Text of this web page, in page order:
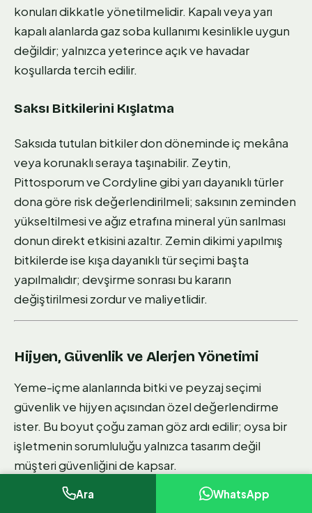
konuları dikkatle yönetilmelidir. Kapalı veya yarı
kapalı alanlarda gaz soba kullanımı kesinlikle uygun
değildir; yalnızca yeterince açık ve havadar
koşullarda tercih edilir.
Saksı Bitkilerini Kışlatma
Saksıda tutulan bitkiler don döneminde iç mekâna
veya korunaklı seraya taşınabilir. Zeytin,
Pittosporum ve Cordyline gibi yarı dayanıklı türler
dona göre risk değerlendirilmeli; saksının zeminden
yükseltilmesi ve ağız etrafına mineral yün sarılması
donun direkt etkisini azaltır. Zemin dikimi yapılmış
bitkilerde ise kışa dayanıklı tür seçimi başta
yapılmalıdır; devşirme sonrası bu kararın
değiştirilmesi zordur ve maliyetlidir.
Hijyen, Güvenlik ve Alerjen Yönetimi
Yeme-içme alanlarında bitki ve peyzaj seçimi
güvenlik ve hijyen açısından özel değerlendirme
ister. Bu boyut çoğu zaman göz ardı edilir; oysa bir
işletmenin sorumluluğu yalnızca tasarım değil
müşteri güvenliğini de kapsar.
Toksik Bitki Yasağı
Ara WhatsApp